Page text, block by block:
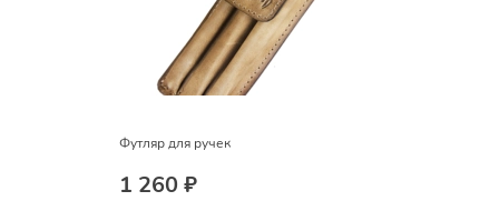
Футляр для ручек
1 260 ₽